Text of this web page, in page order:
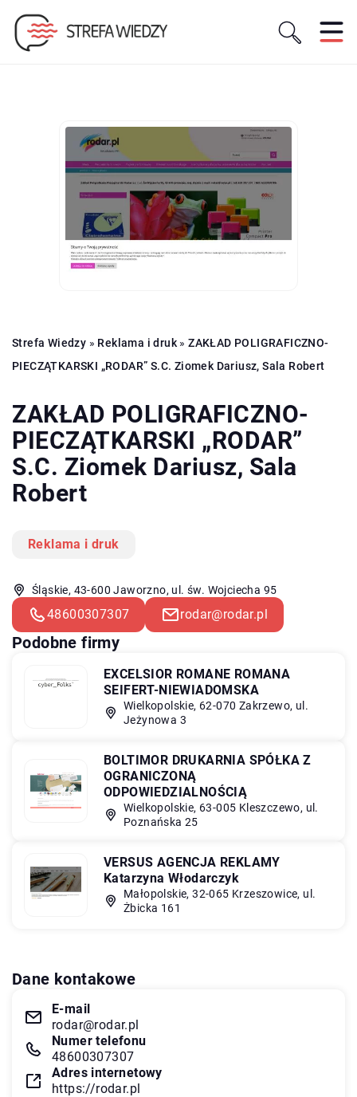
Strefa Wiedzy » Reklama i druk »ZAKŁAD POLIGRAFICZNO-
PIECZĄTKARSKI „RODAR” S.C. Ziomek Dariusz, Sala Robert
ZAKŁAD POLIGRAFICZNO-
PIECZĄTKARSKI „RODAR”
S.C. Ziomek Dariusz, Sala
Robert
Reklama i druk
Śląskie, 43-600 Jaworzno, ul. św. Wojciecha 95
48600307307 rodar@rodar.pl
Podobne firmy
EXCELSIOR ROMANE ROMANA
SEIFERT-NIEWIADOMSKA
Wielkopolskie, 62-070 Zakrzewo, ul.
Jeżynowa 3
BOLTIMOR DRUKARNIA SPÓŁKA Z
OGRANICZONĄ
ODPOWIEDZIALNOŚCIĄ
Wielkopolskie, 63-005 Kleszczewo, ul.
Poznańska 25
VERSUS AGENCJA REKLAMY
Katarzyna Włodarczyk
Małopolskie, 32-065 Krzeszowice, ul.
Żbicka 161
Dane kontakowe
E-mail
rodar@rodar.pl
Numer telefonu
48600307307
Adres internetowy
https://rodar.pl